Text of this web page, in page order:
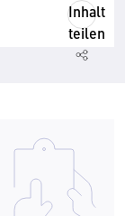
Inhalt
teilen